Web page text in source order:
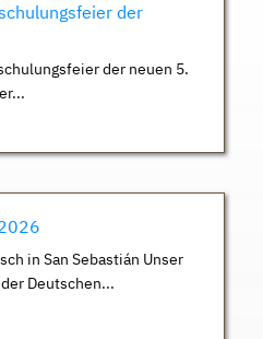
der
der neuen 5.
in San Sebastián Unser
Deutschen...